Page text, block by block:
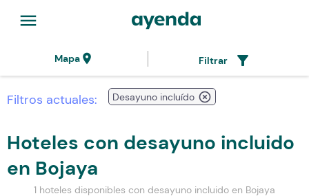
menu
Mapalocation_on Filtrar filter_alt
Filtros actuales: Desayuno incluído highlight_off
Hoteles con desayuno incluido
en Bojaya
1 hoteles disponibles con desayuno incluido en Bojaya